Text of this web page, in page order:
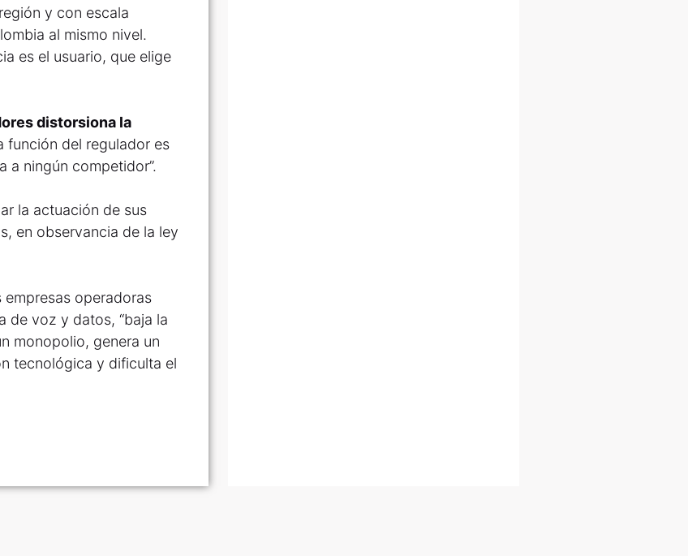
y con escala
al mismo nivel.
es el usuario, que elige
distorsiona la
función del regulador es
a ningún competidor”.
la actuación de sus
en observancia de la ley
operadoras
de voz y datos, “baja la
monopolio, genera un
tecnológica y dificulta el